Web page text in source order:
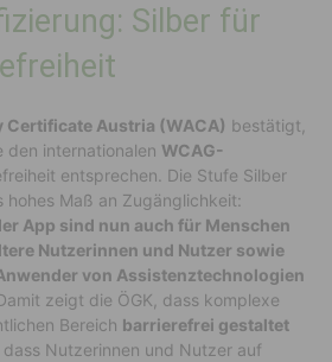
Silber für
Certificate Austria (WACA) bestätigt,
den internationalen WCAG-
entsprechen. Die Stufe Silber
hohes Maß an Zugänglichkeit:
App sind nun auch für Menschen
Nutzerinnen und Nutzer sowie
von Assistenztechnologien
Damit zeigt die ÖGK, dass komplexe
Bereich barrierefrei gestaltet
dass Nutzerinnen und Nutzer auf